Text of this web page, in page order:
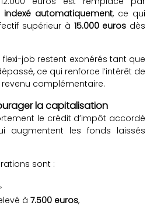
automatiquement, ce qui
supérieur à 15.000 euros dès
flexi-job restent exonérés tant que
ce qui renforce l’intérêt de
complémentaire.
la capitalisation
le crédit d’impôt accordé
augmentent les fonds laissés
sont :
,
à 7.500 euros,